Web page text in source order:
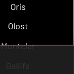
Orís
Olost
Montclar
Gallifa